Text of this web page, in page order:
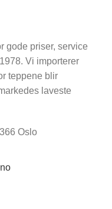
gode priser, service
Vi importerer
teppene blir
laveste
Oslo